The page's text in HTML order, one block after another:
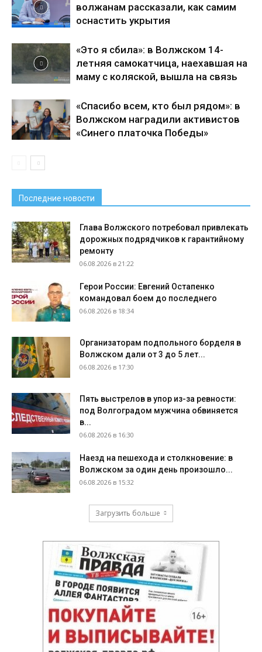
волжанам рассказали, как самим
оснастить укрытия
«Это я сбила»: в Волжском 14-
летняя самокатчица, наехавшая на
маму с коляской, вышла на связь
«Спасибо всем, кто был рядом»: в
Волжском наградили активистов
«Синего платочка Победы»
Последние новости
Глава Волжского потребовал привлекать
дорожных подрядчиков к гарантийному
ремонту
06.08.2026 в 21:22
Герои России: Евгений Остапенко
командовал боем до последнего
06.08.2026 в 18:34
Организаторам подпольного борделя в
Волжском дали от 3 до 5 лет...
06.08.2026 в 17:30
Пять выстрелов в упор из-за ревности:
под Волгоградом мужчина обвиняется
в...
06.08.2026 в 16:30
Наезд на пешехода и столкновение: в
Волжском за один день произошло...
06.08.2026 в 15:32
Загрузить больше